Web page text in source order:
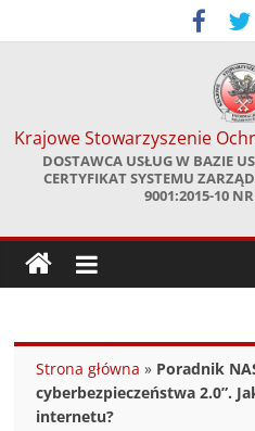
to
Krajowe Stowarzyszenie
DOSTAWCA USŁUG W BAZIE
CERTYFIKAT SYSTEMU
9001:2015-10
Strona główna » Poradnik
cyberbezpieczeństwa 2.0”.
internetu?